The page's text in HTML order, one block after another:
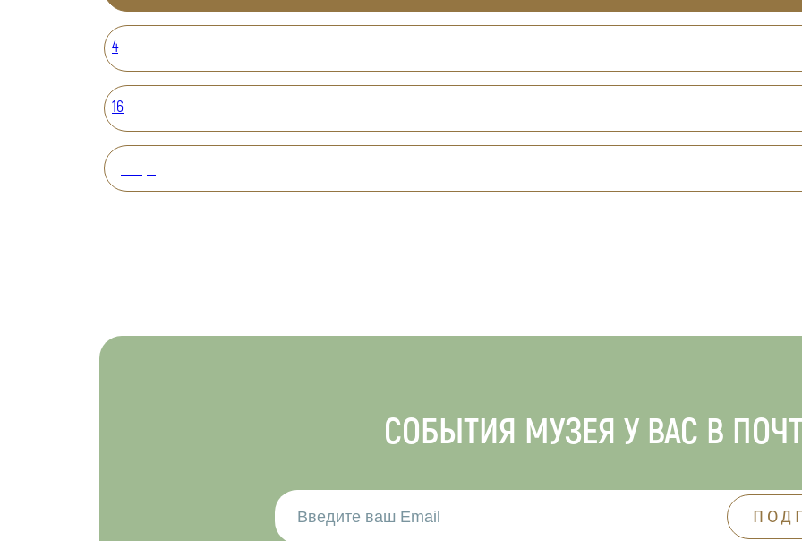
4
16
СОБЫТИЯ МУЗЕЯ У ВАС В